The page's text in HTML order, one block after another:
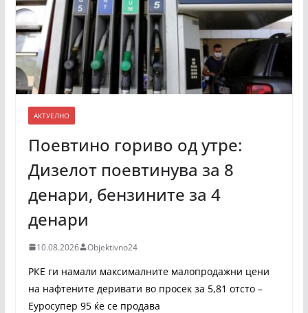
АКТУЕЛНО
Поевтино гориво од утре:
Дизелот поевтинува за 8
денари, бензините за 4
денари
10.08.2026 Objektivno24
РКЕ ги намали максималните малопродажни цени
на нафтените деривати во просек за 5,81 отсто –
Еуросупер 95 ќе се продава